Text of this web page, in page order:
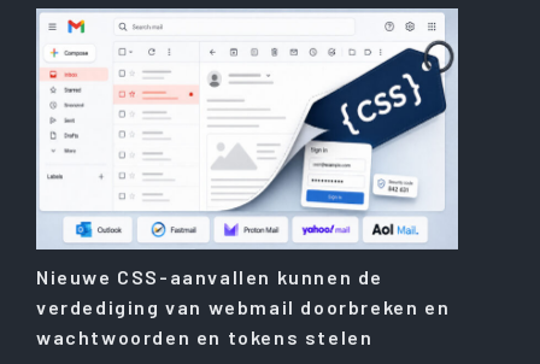
Nieuwe CSS-aanvallen kunnen de
verdediging van webmail doorbreken en
wachtwoorden en tokens stelen